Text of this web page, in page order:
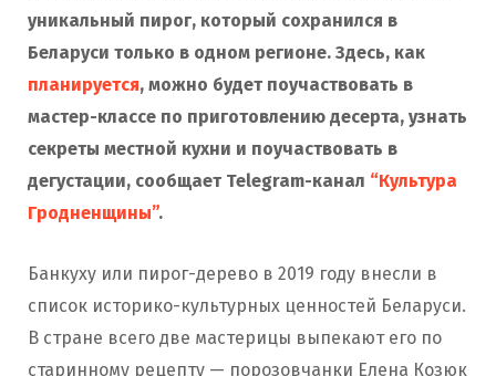
уникальный пирог, который сохранился в
Беларуси только в одном регионе. Здесь, как
планируется, можно будет поучаствовать в
мастер-классе по приготовлению десерта, узнать
секреты местной кухни и поучаствовать в
дегустации, сообщает Telegram-канал “Культура
Гродненщины”.
Банкуху или пирог-дерево в 2019 году внесли в
список историко-культурных ценностей Беларуси.
В стране всего две мастерицы выпекают его по
старинному рецепту — порозовчанки Елена Козюк